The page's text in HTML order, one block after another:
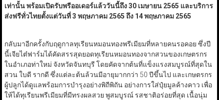
เท่านั้น พร้อมเปิดรับพรีออเดอร์แล้ววันนี้ถึง 30 เมษายน 2565 และบริการ
ส่งฟรีทั่วไทยตั้งแต่วันที่ 3 พฤษภาคม 2565 ถึง 14 พฤษภาคม 2565
กลับมาอีกครั้งกับฤดูกาลทุเรียนหมอนทองพรีเมียมที่หลายคนรอคอย ซึ่งปี
นี้เจียไต๋ฟาร์มได้คัดสรรสุดยอดทุเรียนหมอนทองจากสวนของเกษตรกร
ในอำเภอท่าใหม่ จังหวัดจันทบุรี โดยคัดจากต้นที่แข็งแรงสมบูรณ์ที่สุดใน
สวน ใบดี รากดี ซึ่งแต่ละต้นล้วนมีอายุมากกว่า 50 ปีขึ้นไป และเกษตรกร
ผู้ปลูกได้ดูแลพร้อมการบำรุงอย่างพิถีพิถัน อย่างการใส่ปุ๋ยมูลค้างคาว เพื่อ
ให้ได้ทุเรียนพรีเมียมที่มีทรงผลสวย พูสมบูรณ์ รสชาติอร่อยที่สุด เนื้อนุ่ม